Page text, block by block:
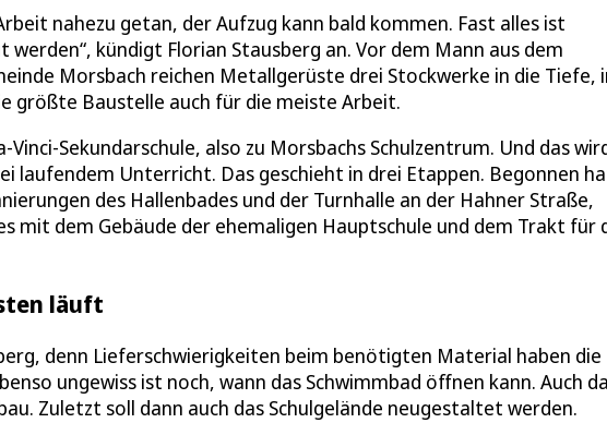
nahezu getan, der Aufzug kann bald kommen. Fast alles ist
kündigt Florian Stausberg an. Vor dem Mann aus dem
Morsbach reichen Metallgerüste drei Stockwerke in die Tiefe,
größte Baustelle auch für die meiste Arbeit.
Sekundarschule, also zu Morsbachs Schulzentrum. Und das
laufendem Unterricht. Das geschieht in drei Etappen. Begonnen
des Hallenbades und der Turnhalle an der Hahner Straße,
mit dem Gebäude der ehemaligen Hauptschule und dem Trakt für
läuft
denn Lieferschwierigkeiten beim benötigten Material haben die
ungewiss ist noch, wann das Schwimmbad öffnen kann. Auch da
Zuletzt soll dann auch das Schulgelände neugestaltet werden.